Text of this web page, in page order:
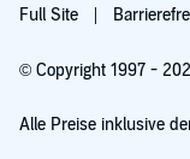
Full Site
© Copyright 1997 -
Alle Preise inklusive